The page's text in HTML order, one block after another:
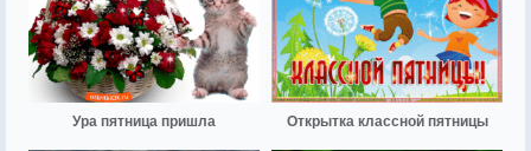
Ура пятница пришла Открытка классной пятницы